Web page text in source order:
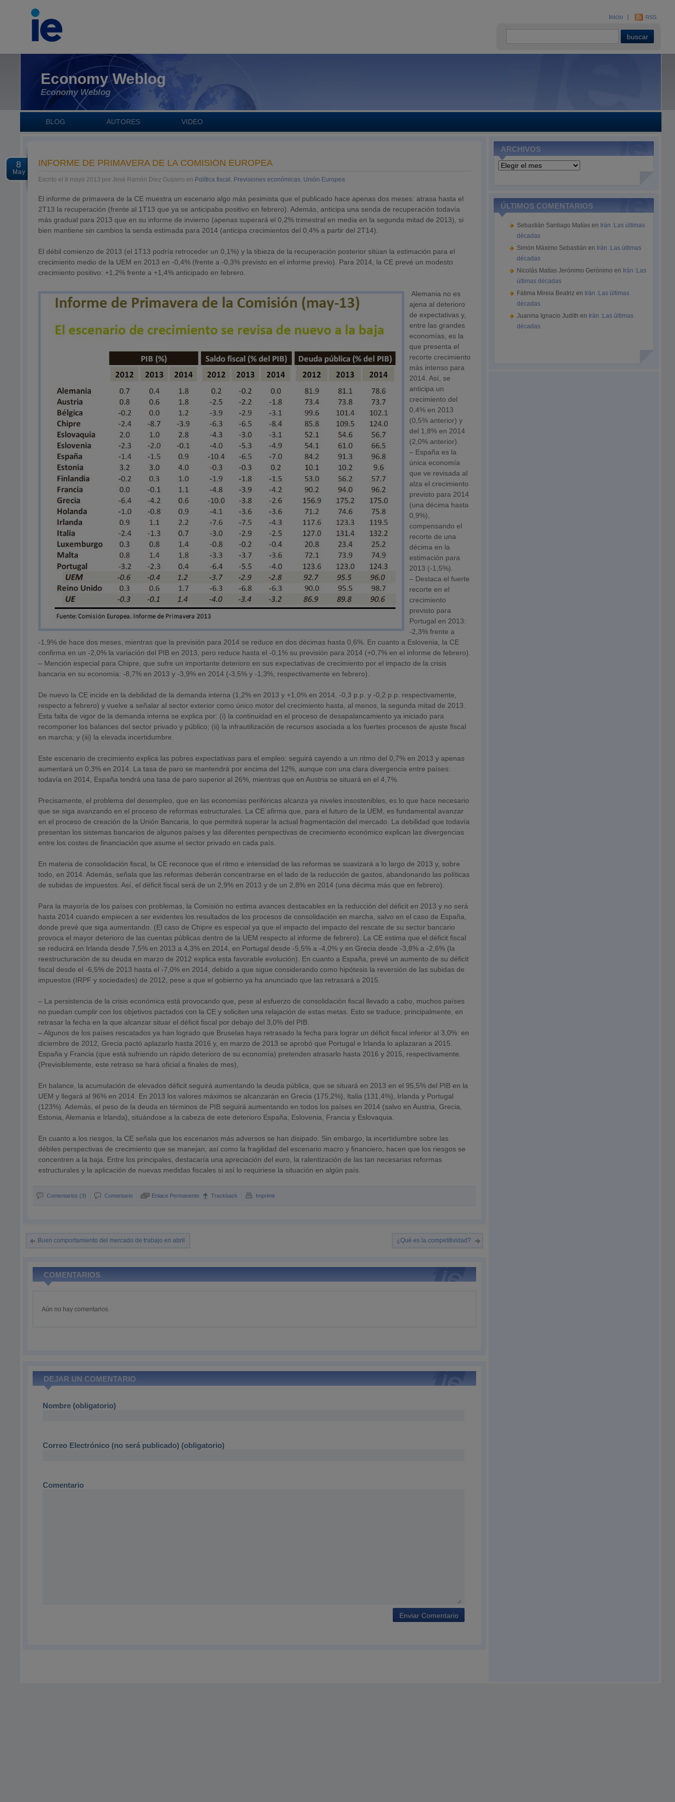
Inicio RSS
Economy Weblog
Economy Weblog
BLOG AUTORES VIDEO
8
May
INFORME DE PRIMAVERA DE LA COMISIÓN EUROPEA
Escrito el 8 mayo 2013 por José Ramón Diez Guijarro en Política fiscal , Previsiones económicas, Unión Europea
El informe de primavera de la CE muestra un escenario algo más pesimista que el publicado hace apenas dos meses: atrasa hasta el
2T13 la recuperación (frente al 1T13 que ya se anticipaba positivo en febrero). Además, anticipa una senda de recuperación todavía
más gradual para 2013 que en su informe de invierno (apenas superará el 0,2% trimestral en media en la segunda mitad de 2013), si
bien mantiene sin cambios la senda estimada para 2014 (anticipa crecimientos del 0,4% a partir del 2T14).
El débil comienzo de 2013 (el 1T13 podría retroceder un 0,1%) y la tibieza de la recuperación posterior sitúan la estimación para el
crecimiento medio de la UEM en 2013 en -0,4% (frente a -0,3% previsto en el informe previo). Para 2014, la CE prevé un modesto
crecimiento positivo: +1,2% frente a +1,4% anticipado en febrero.
Alemania no es
ajena al deterioro
de expectativas y,
entre las grandes
economías, es la
que presenta el
recorte crecimiento
más intenso para
2014. Así, se
anticipa un
crecimiento del
0,4% en 2013
(0,5% anterior) y
del 1,8% en 2014
(2,0% anterior).
– España es la
única economía
que ve revisada al
alza el crecimiento
previsto para 2014
(una décima hasta
0,9%),
compensando el
recorte de una
décima en la
estimación para
2013 (-1,5%).
– Destaca el fuerte
recorte en el
crecimiento
previsto para
Portugal en 2013:
-2,3% frente a
-1,9% de hace dos meses, mientras que la previsión para 2014 se reduce en dos décimas hasta 0,6%. En cuanto a Eslovenia, la CE
confirma en un -2,0% la variación del PIB en 2013, pero reduce hasta el -0,1% su previsión para 2014 (+0,7% en el informe de febrero).
– Mención especial para Chipre, que sufre un importante deterioro en sus expectativas de crecimiento por el impacto de la crisis
bancaria en su economía: -8,7% en 2013 y -3,9% en 2014 (-3,5% y -1,3%, respectivamente en febrero).
De nuevo la CE incide en la debilidad de la demanda interna (1,2% en 2013 y +1,0% en 2014, -0,3 p.p. y -0,2 p.p. respectivamente,
respecto a febrero) y vuelve a señalar al sector exterior como único motor del crecimiento hasta, al menos, la segunda mitad de 2013.
Esta falta de vigor de la demanda interna se explica por: (i) la continuidad en el proceso de desapalancamiento ya iniciado para
recomponer los balances del sector privado y público; (ii) la infrautilización de recursos asociada a los fuertes procesos de ajuste fiscal
en marcha; y (iii) la elevada incertidumbre.
Este escenario de crecimiento explica las pobres expectativas para el empleo: seguirá cayendo a un ritmo del 0,7% en 2013 y apenas
aumentará un 0,3% en 2014. La tasa de paro se mantendrá por encima del 12%, aunque con una clara divergencia entre países:
todavía en 2014, España tendrá una tasa de paro superior al 26%, mientras que en Austria se situará en el 4,7%.
Precisamente, el problema del desempleo, que en las economías periféricas alcanza ya niveles insostenibles, es lo que hace necesario
que se siga avanzando en el proceso de reformas estructurales. La CE afirma que, para el futuro de la UEM, es fundamental avanzar
en el proceso de creación de la Unión Bancaria, lo que permitirá superar la actual fragmentación del mercado. La debilidad que todavía
presentan los sistemas bancarios de algunos países y las diferentes perspectivas de crecimiento económico explican las divergencias
entre los costes de financiación que asume el sector privado en cada país.
En materia de consolidación fiscal, la CE reconoce que el ritmo e intensidad de las reformas se suavizará a lo largo de 2013 y, sobre
todo, en 2014. Además, señala que las reformas deberán concentrarse en el lado de la reducción de gastos, abandonando las políticas
de subidas de impuestos. Así, el déficit fiscal será de un 2,9% en 2013 y de un 2,8% en 2014 (una décima más que en febrero).
Para la mayoría de los países con problemas, la Comisión no estima avances destacables en la reducción del déficit en 2013 y no será
hasta 2014 cuando empiecen a ser evidentes los resultados de los procesos de consolidación en marcha, salvo en el caso de España,
donde prevé que siga aumentando. (El caso de Chipre es especial ya que el impacto del impacto del rescate de su sector bancario
provoca el mayor deterioro de las cuentas públicas dentro de la UEM respecto al informe de febrero). La CE estima que el déficit fiscal
se reducirá en Irlanda desde 7,5% en 2013 a 4,3% en 2014, en Portugal desde -5,5% a -4,0% y en Grecia desde -3,8% a -2,6% (la
reestructuración de su deuda en marzo de 2012 explica esta favorable evolución). En cuanto a España, prevé un aumento de su déficit
fiscal desde el -6,5% de 2013 hasta el -7,0% en 2014, debido a que sigue considerando como hipótesis la reversión de las subidas de
impuestos (IRPF y sociedades) de 2012, pese a que el gobierno ya ha anunciado que las retrasará a 2015.
– La persistencia de la crisis económica está provocando que, pese al esfuerzo de consolidación fiscal llevado a cabo, muchos países
no puedan cumplir con los objetivos pactados con la CE y soliciten una relajación de estas metas. Esto se traduce, principalmente, en
retrasar la fecha en la que alcanzar situar el déficit fiscal por debajo del 3,0% del PIB.
– Algunos de los países rescatados ya han logrado que Bruselas haya retrasado la fecha para lograr un déficit fiscal inferior al 3,0%: en
diciembre de 2012, Grecia pactó aplazarlo hasta 2016 y, en marzo de 2013 se aprobó que Portugal e Irlanda lo aplazaran a 2015.
España y Francia (que está sufriendo un rápido deterioro de su economía) pretenden atrasarlo hasta 2016 y 2015, respectivamente.
(Previsiblemente, este retraso se hará oficial a finales de mes),
En balance, la acumulación de elevados déficit seguirá aumentando la deuda pública, que se situará en 2013 en el 95,5% del PIB en la
UEM y llegará al 96% en 2014. En 2013 los valores máximos se alcanzarán en Grecia (175,2%), Italia (131,4%), Irlanda y Portugal
(123%). Además, el peso de la deuda en términos de PIB seguirá aumentando en todos los países en 2014 (salvo en Austria, Grecia,
Estonia, Alemania e Irlanda), situándose a la cabeza de este deterioro España, Eslovenia, Francia y Eslovaquia.
En cuanto a los riesgos, la CE señala que los escenarios más adversos se han disipado. Sin embargo, la incertidumbre sobre las
débiles perspectivas de crecimiento que se manejan, así como la fragilidad del escenario macro y financiero, hacen que los riesgos se
concentren a la baja. Entre los principales, destacaría una apreciación del euro, la ralentización de las tan necesarias reformas
estructurales y la aplicación de nuevas medidas fiscales si así lo requiriese la situación en algún país.
Comentarios (3) Comentario Enlace Permanente Trackback Imprimir
Buen comportamiento del mercado de trabajo en abril ¿Qué es la competitividad?
COMENTARIOS
Aún no hay comentarios.
DEJAR UN COMENTARIO
Nombre (obligatorio)
Correo Electrónico (no será publicado) (obligatorio)
Comentario
ARCHIVOS
Archivos
ÚLTIMOS COMENTARIOS
Sebastián Santiago Matías en Irán :Las últimas
décadas
Simón Máximo Sebastián en Irán :Las últimas
décadas
Nicolás Matías Jerónimo Gerónimo en Irán :Las
últimas décadas
Fátima Mireia Beatriz en Irán :Las últimas
décadas
Juanma Ignacio Judith en Irán :Las últimas
décadas